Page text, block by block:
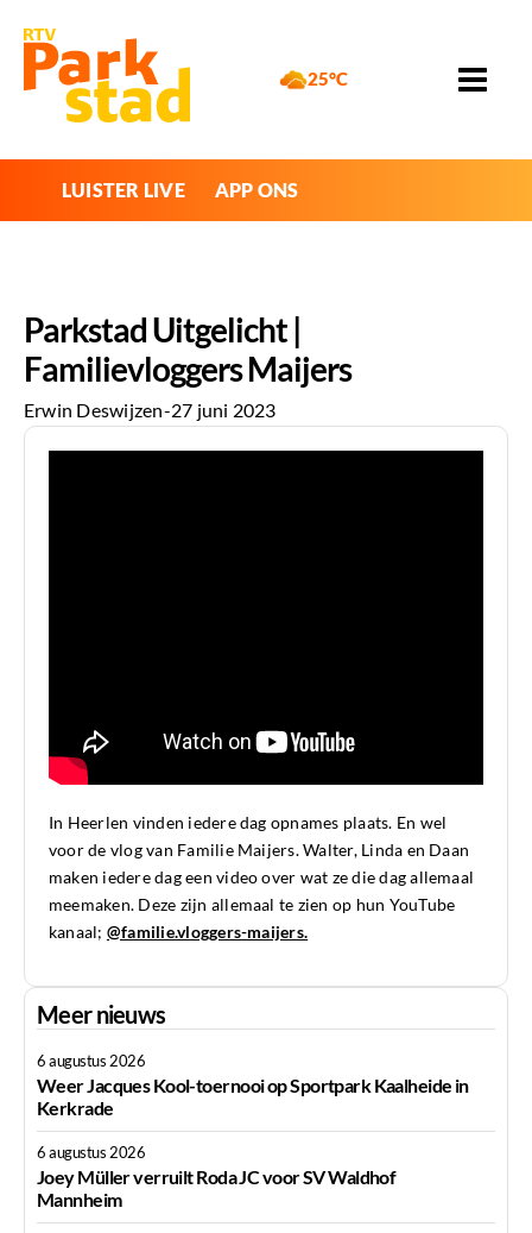
25°C
LUISTER LIVE APP ONS
Parkstad Uitgelicht |
Familievloggers Maijers
Erwin Deswijzen-27 juni 2023
In Heerlen vinden iedere dag opnames plaats. En wel
voor de vlog van Familie Maijers. Walter, Linda en Daan
maken iedere dag een video over wat ze die dag allemaal
meemaken. Deze zijn allemaal te zien op hun YouTube
kanaal; @familie.vloggers-maijers.
Meer nieuws
6 augustus 2026
Weer Jacques Kool-toernooi op Sportpark Kaalheide in
Kerkrade
6 augustus 2026
Joey Müller verruilt Roda JC voor SV Waldhof
Mannheim